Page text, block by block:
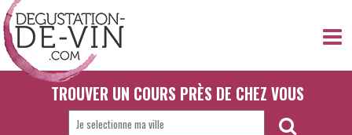
TROUVER UN COURS PRÈS DE CHEZ VOUS